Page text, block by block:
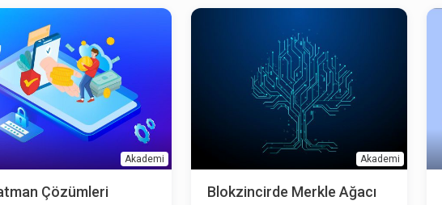
tek bir seferde olması
belirli zaman aralıkları ile
satın alma ortalamasını
Akademi
Çözümleri
Akademi
Blokzincirde Merkle Ağacı